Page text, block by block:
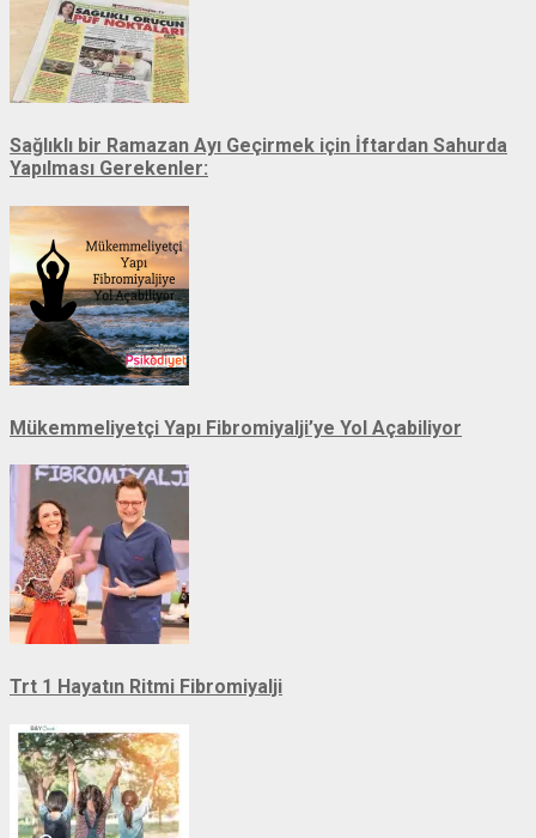
Sağlıklı bir Ramazan Ayı Geçirmek için İftardan Sahurda
Yapılması Gerekenler:
Mükemmeliyetçi Yapı Fibromiyalji’ye Yol Açabiliyor
Trt 1 Hayatın Ritmi Fibromiyalji